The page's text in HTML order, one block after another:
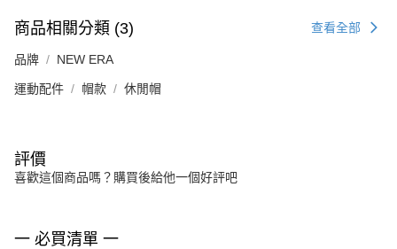
商品相關分類 (3) 查看全部
品牌 NEW ERA
運動配件 帽款 休閒帽
評價
喜歡這個商品嗎？購買後給他一個好評吧
一 必買清單 一